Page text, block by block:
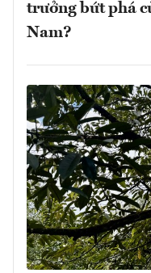
trưởng bứt phá
Nam?